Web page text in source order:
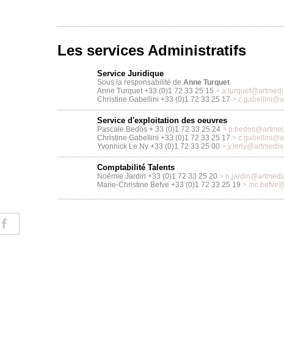
Les services Administratifs
Service Juridique
Sous la responsabilité de Anne Turquet
Anne Turquet +33 (0)1 72 33 25 15 >
Christine Gabellini +33 (0)1 72 33 25 17 >
Service d'exploitation des oeuvres
Pascale Bedos + 33 (0)1 72 33 25 24 >
Christine Gabellini +33 (0)1 72 33 25 17 >
Yvonnick Le Ny +33 (0)1 72 33 25 00 >
Comptabilité Talents
Noémie Jardin +33 (0)1 72 33 25 20 >
Marie-Christine Befve +33 (0)1 72 33 25 19 >